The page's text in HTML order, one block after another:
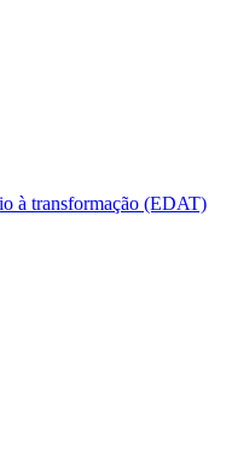
à transformação (EDAT)